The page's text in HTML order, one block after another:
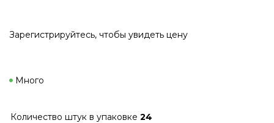
Зарегистрируйтесь, чтобы увидеть цену
Много
Количество штук в упаковке 24